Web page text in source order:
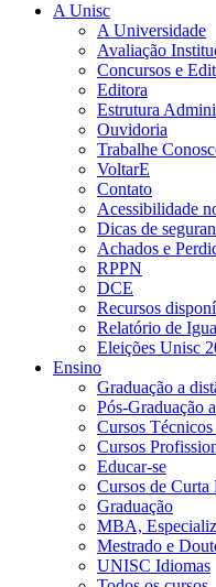
A Unisc
A Universidade
Avaliação
Concursos e
Editora
Estrutura
Ouvidoria
Trabalhe
VoltarE
Contato
Acessibilidade
Dicas de
Achados e
RPPN
DCE
Recursos
Relatório de
Eleições Unisc
Ensino
Graduação a
Pós-Graduação
Cursos
Cursos
Educar-se
Cursos de Curta
Graduação
MBA,
Mestrado e
UNISC Idiomas